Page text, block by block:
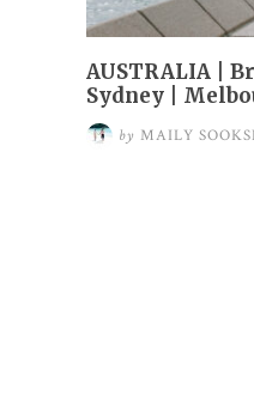
AUSTRALIA |
Sydney |
by MAILY